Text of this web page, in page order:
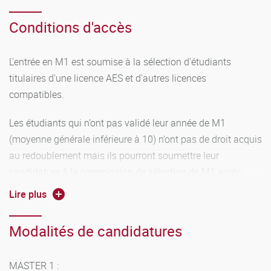
conditions que celles prévues pour les examens du régime
général. Pour les autres épreuves s'applique le régime
2 – Régime Erasmus
En M1: Les étudiants partant un semestre dans une
doivent valider ce semestre à l’étranger sur une base d’un
les responsables de la filière et par le ou la vice-doyen(ne)
Conditions d'accès
L'entrée en M1 est soumise à la sélection d'étudiants
titulaires d'une licence AES et d'autres licences
compatibles.
Les étudiants qui n’ont pas validé leur année de M1
(moyenne générale inférieure à 10) n’ont pas de droit acquis
au redoublement mais ils pourront soumettre leur
dépôt au secrétariat d'une lettre adressée à la présidente
ou au président de la commission dans les temps requis
En M2:
Les titulaires d’un M1 AES AGT de l’université de
Lire plus
Modalités de candidatures
MASTER 1 :